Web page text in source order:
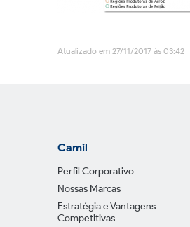
Atualizado em 27/11/2017 às 03:42
Camil
Perfil Corporativo
Nossas Marcas
Estratégia e Vantagens
Competitivas